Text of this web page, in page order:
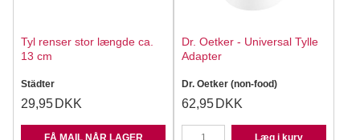
Tyl renser stor længde ca.
13 cm
Städter
29,95 DKK
FÅ MAIL NÅR LAGER
Dr. Oetker - Universal Tylle
Adapter
Dr. Oetker (non-food)
62,95 DKK
Læg i kurv